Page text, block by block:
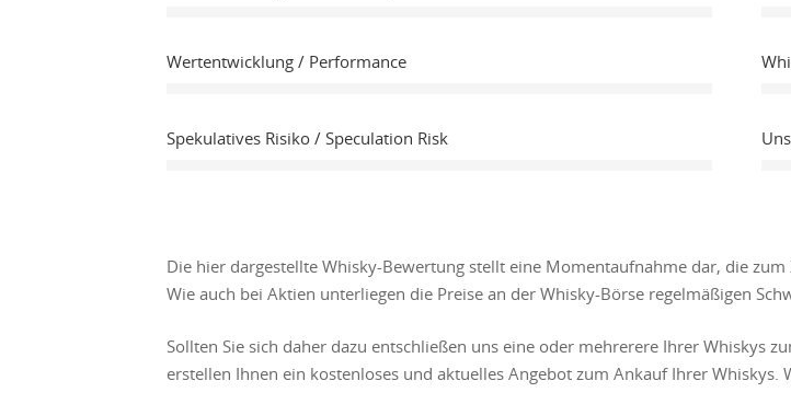
Wertentwicklung / Performance
Spekulatives Risiko / Speculation Risk
Die hier dargestellte Whisky-Bewertung stellt eine Momentaufnahme dar, die
Wie auch bei Aktien unterliegen die Preise an der Whisky-Börse regelmäßigen
Sollten Sie sich daher dazu entschließen uns eine oder mehrerere Ihrer Whiskys
erstellen Ihnen ein kostenloses und aktuelles Angebot zum Ankauf Ihrer Whiskys.